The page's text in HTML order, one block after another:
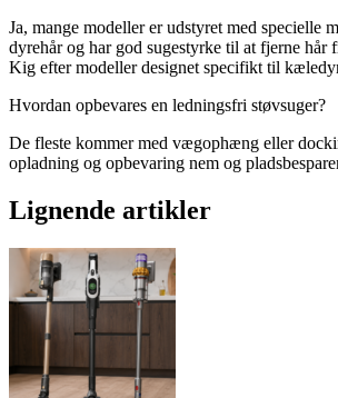
Ja, mange modeller er udstyret med specielle
dyrehår og har god sugestyrke til at fjerne hår
Kig efter modeller designet specifikt til
Hvordan opbevares en ledningsfri støvsuger?
De fleste kommer med vægophæng eller
opladning og opbevaring nem og
Lignende artikler